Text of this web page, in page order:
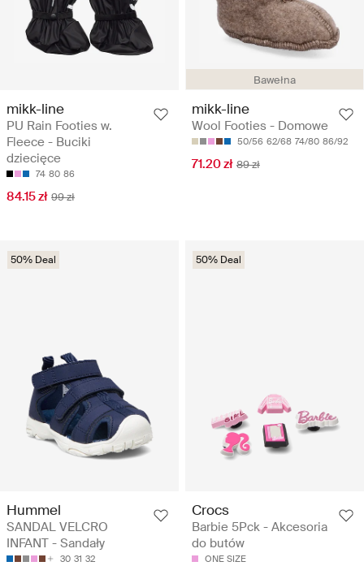
mikk-line
PU Rain Footies w.
Fleece - Buciki
dziecięce
74 80 86
84.15 zł 99 zł
Bawełna
mikk-line
Wool Footies - Domowe
50/56 62/68 74/80 86/92
71.20 zł 89 zł
50% Deal
Hummel
SANDAL VELCRO
INFANT - Sandały
30 31 32
50% Deal
Crocs
Barbie 5Pck - Akcesoria
do butów
ONE SIZE